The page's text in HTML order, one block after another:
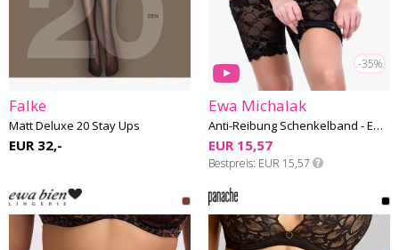
Falke
Matt Deluxe 20 Stay Ups
EUR 32,-
-35%
Ewa Michalak
Anti-Reibung Schenkelband - Ewa Michalak 09
EUR 15,57
Bestpreis EUR 15,57